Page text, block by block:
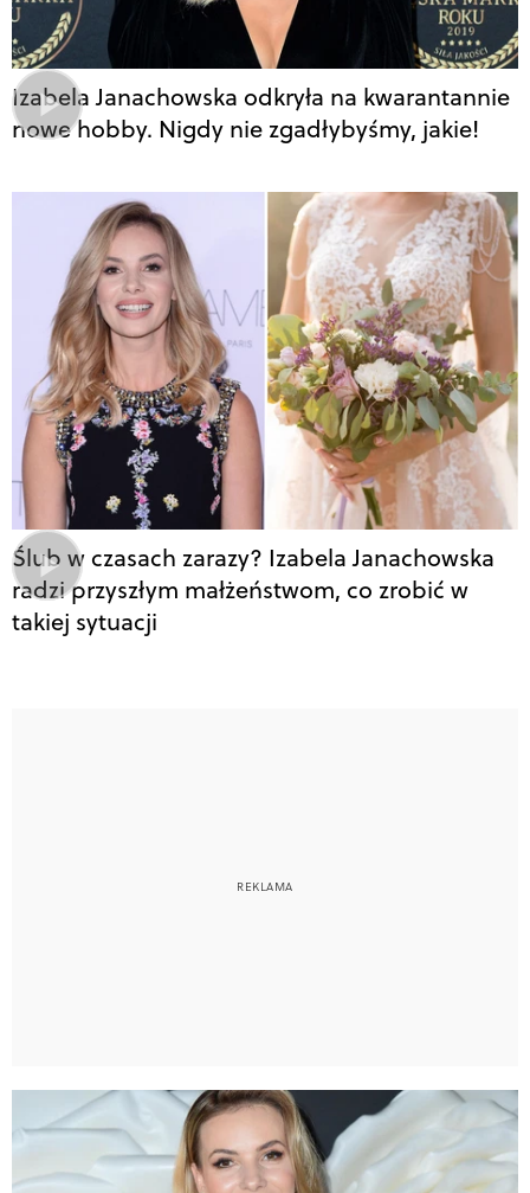
Izabela Janachowska odkryła na kwarantannie
nowe hobby. Nigdy nie zgadłybyśmy, jakie!
Ślub w czasach zarazy? Izabela Janachowska
radzi przyszłym małżeństwom, co zrobić w
takiej sytuacji